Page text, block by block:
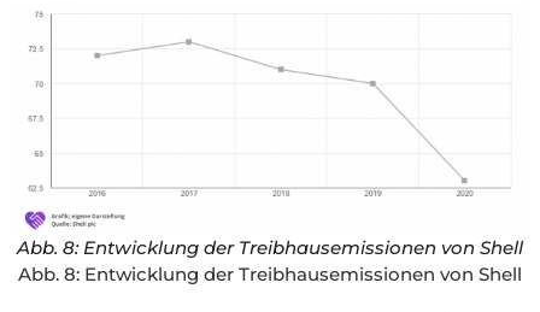
Abb. 8: Entwicklung der Treibhausemissionen von Shell
Abb. 8: Entwicklung der Treibhausemissionen von Shell